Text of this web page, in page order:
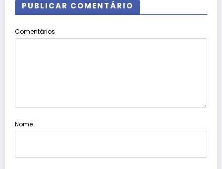
PUBLICAR COMENTÁRIO
Comentários
Nome